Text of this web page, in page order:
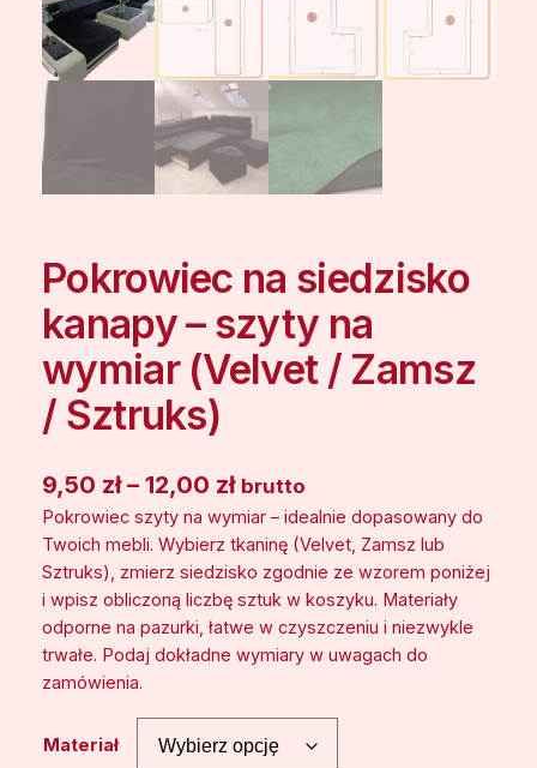
Pokrowiec na siedzisko
kanapy – szyty na
wymiar (Velvet / Zamsz
/ Sztruks)
9,50 zł – 12,00 złZ
a
k
r
e
c
e
brutto
Pokrowiec szyty na wymiar – idealnie dopasowany do
Twoich mebli. Wybierz tkaninę (Velvet, Zamsz lub
Sztruks), zmierz siedzisko zgodnie ze wzorem poniżej
i wpisz obliczoną liczbę sztuk w koszyku. Materiały
odporne na pazurki, łatwe w czyszczeniu i niezwykle
trwałe. Podaj dokładne wymiary w uwagach do
zamówienia.
Materiał